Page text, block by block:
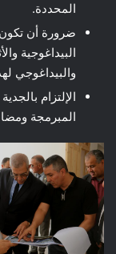
المحددة.
ضرورة أن
البيداغوجية
والبيداغوجي
الإلتزام
المبرمجة